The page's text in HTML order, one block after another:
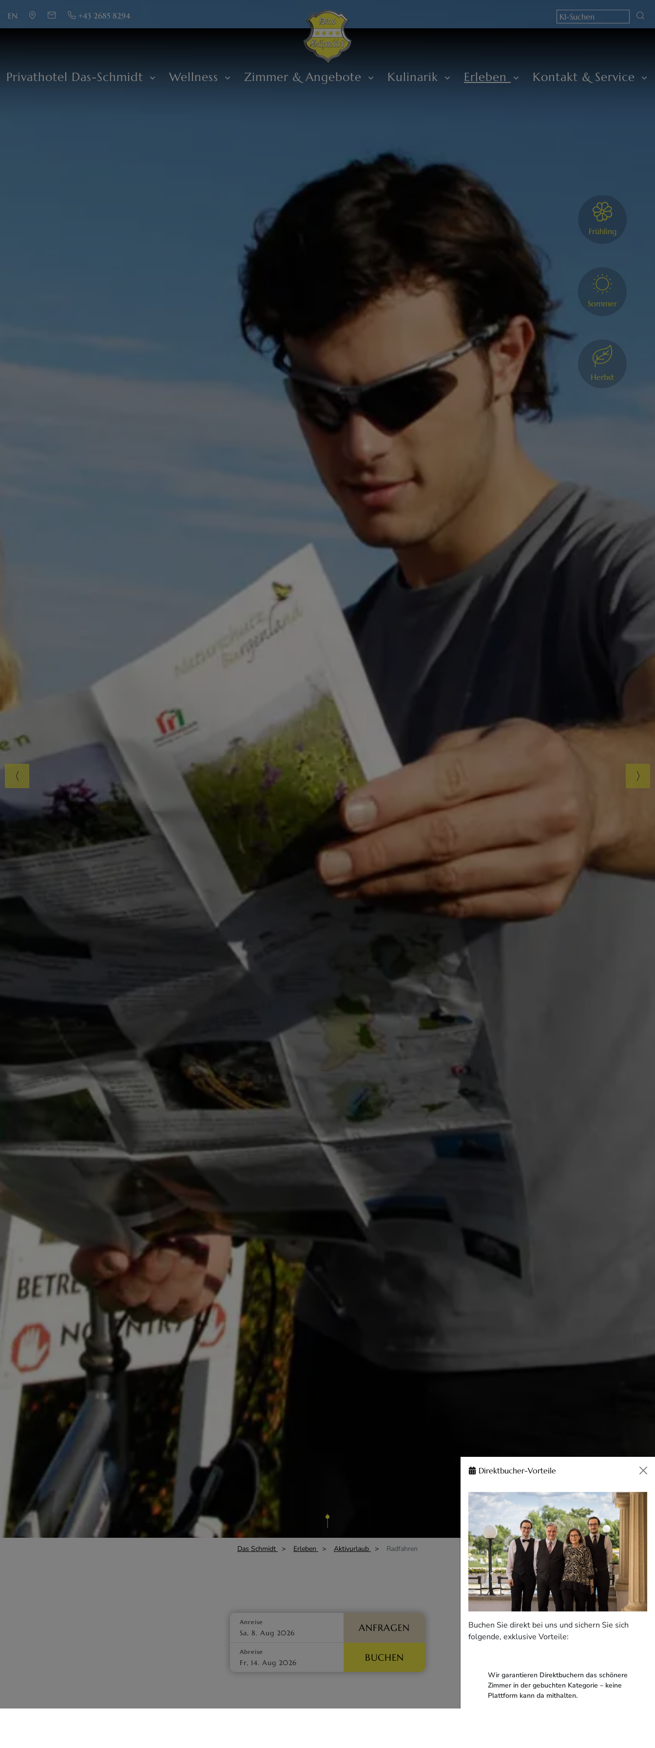
EN +43 2685 8294
Privathotel Das-Schmidt Wellness Zimmer & Angebote Kulinarik Erleben Kontakt & Service
Frühling
Sommer
Herbst
Anreise ANFRAGEN
Abreise BUCHEN
Das Schmidt Erleben Aktivurlaub Radfahren
Direktbucher-Vorteile
Buchen Sie direkt bei uns und sichern Sie sich
folgende, exklusive Vorteile:
Wir garantieren Direktbuchern das schönere
Zimmer in der gebuchten Kategorie – keine
Plattform kann da mithalten.